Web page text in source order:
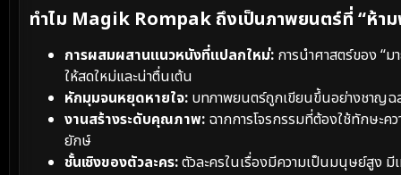
ทำไม Magik Rompak ถึงเป็นภาพยนตร์ที่ “ห้าม
การผสมผสานแนวหนังที่แปลกใหม่: การนำศาสตร์ของ “
ให้สดใหม่และน่าตื่นเต้น
หักมุมจนหยุดหายใจ: บทภาพยนตร์ถูกเขียนขึ้นอย่างชาญฉล
งานสร้างระดับคุณภาพ: ฉากการโจรกรรมที่ต้องใช้ทักษะ
ยักษ์
ชั้นเชิงของตัวละคร:ตัวละครในเรื่องมีความเป็นมนุษย์สูง มี